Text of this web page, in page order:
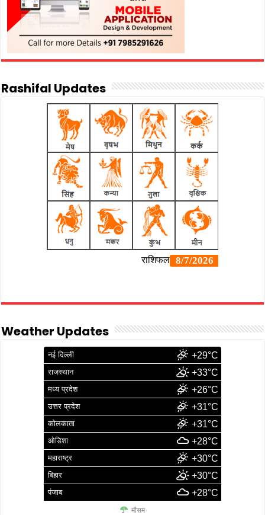
Rashifal Updates
Weather Updates
नई दिल्ली +29°C
राजस्थान +33°C
मध्य प्रदेश +26°C
उत्तर प्रदेश +31°C
कोलकाता +31°C
ओडिशा +28°C
महाराष्ट्र +30°C
बिहार +30°C
पंजाब +28°C
मौसम